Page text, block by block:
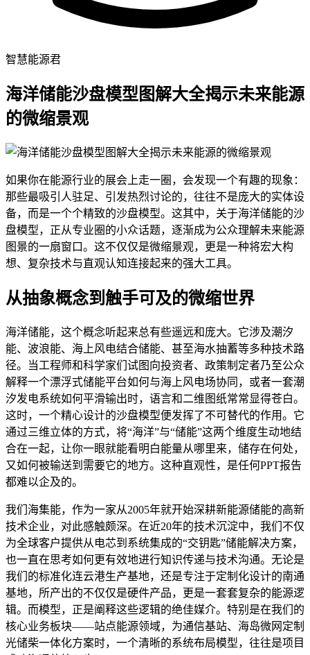
智慧能源君
海洋储能沙盘模型图解大全揭示未来能源
的微缩景观
如果你在能源行业的展会上走一圈，会发现一个有趣的现象：
那些最吸引人驻足、引发热烈讨论的，往往不是庞大的实体设
备，而是一个个精致的沙盘模型。这其中，关于海洋储能的沙
盘模型，正从专业圈的小众话题，逐渐成为公众理解未来能源
图景的一扇窗口。这不仅仅是微缩景观，更是一种将宏大构
想、复杂技术与直观认知连接起来的强大工具。
从抽象概念到触手可及的微缩世界
海洋储能，这个概念听起来总有些遥远和庞大。它涉及潮汐
能、波浪能、海上风电结合储能、甚至海水抽蓄等多种技术路
径。当工程师和科学家们试图向投资者、政策制定者乃至公众
解释一个漂浮式储能平台如何与海上风电场协同，或者一套潮
汐发电系统如何平滑输出时，语言和二维图纸常常显得苍白。
这时，一个精心设计的沙盘模型便发挥了不可替代的作用。它
通过三维立体的方式，将“海洋”与“储能”这两个维度生动地结
合在一起，让你一眼就能看明白能量从哪里来，储存在何处，
又如何被输送到需要它的地方。这种直观性，是任何PPT报告
都难以企及的。
我们海集能，作为一家从2005年就开始深耕新能源储能的高新
技术企业，对此感触颇深。在近20年的技术沉淀中，我们不仅
为全球客户提供从电芯到系统集成的“交钥匙”储能解决方案，
也一直在思考如何更有效地进行知识传递与技术沟通。无论是
我们的标准化连云港生产基地，还是专注于定制化设计的南通
基地，所产出的不仅仅是硬件产品，更是一套套复杂的能源逻
辑。而模型，正是阐释这些逻辑的绝佳媒介。特别是在我们的
核心业务板块——站点能源领域，为通信基站、海岛微网定制
光储柴一体化方案时，一个清晰的系统布局模型，往往是项目